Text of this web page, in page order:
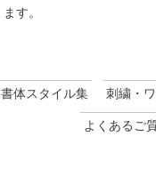
ます。
体スタイル集 刺繍・
よくあるご